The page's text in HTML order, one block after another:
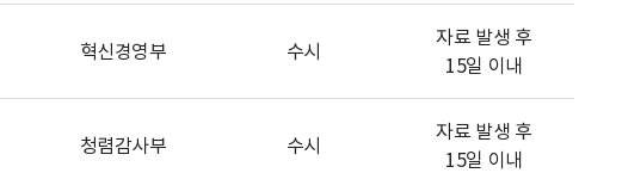
혁신경영부 수시
자료 발생 후
15일 이내
청렴감사부 수시
자료 발생 후
15일 이내